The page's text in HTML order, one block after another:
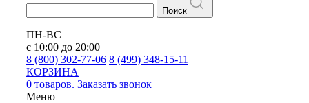
Поиск
ПН-ВС
с 10:00 до 20:00
8 (800) 302-77-06 8 (499) 348-15-11
КОРЗИНА
0 товаров. Заказать звонок
Меню